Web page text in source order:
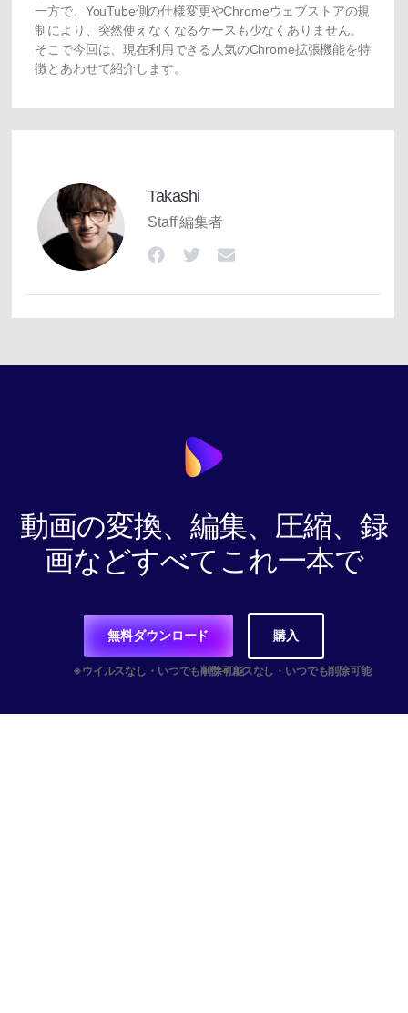
一方で、YouTube側の仕様変更やChromeウェブストアの規
制により、突然使えなくなるケースも少なくありません。
そこで今回は、現在利用できる人気のChrome拡張機能を特
徴とあわせて紹介します。
Takashi
Staff 編集者
動画の変換、編集、圧縮、録
画などすべてこれ一本で
無料ダウンロード 購入